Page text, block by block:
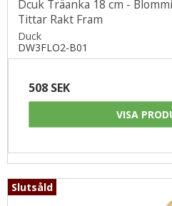
Dcuk Träanka 18 cm -
Tittar Rakt Fram
Duck
DW3FLO2-B01
508 SEK
VISA
Slutsåld